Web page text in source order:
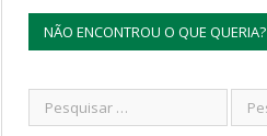
NÃO ENCONTROU O QUE QUERIA?